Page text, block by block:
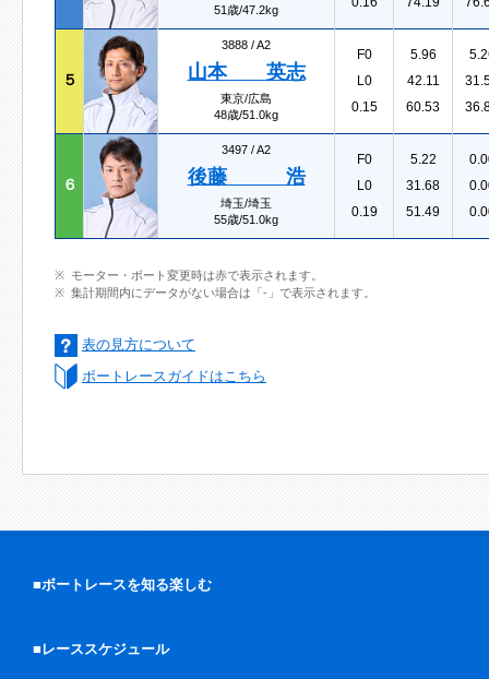
51歳/47.2kg
５
3888 /A2
山本 英志
東京/広島
48歳/51.0kg
F0
L0
0.15
5.96
42.11
60.53
６
3497 /A2
後藤 浩
埼玉/埼玉
55歳/51.0kg
F0
L0
0.19
5.22
31.68
51.49
モーター・ボート変更時は赤で表示されます。
集計期間内にデータがない場合は「-」で表示されます。
表の見方について
ボートレースガイドはこちら
■ボートレースを知る楽しむ
■レーススケジュール